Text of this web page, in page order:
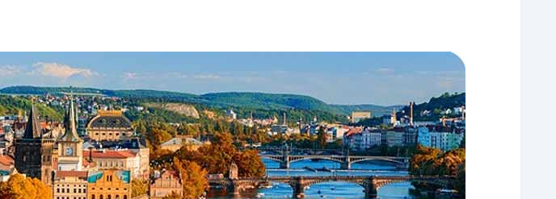
پیلسن
برنو
نقشه کشور چک
بهترین زمان سفر به جمهوری چک
امنیت در جمهوری کشور چک